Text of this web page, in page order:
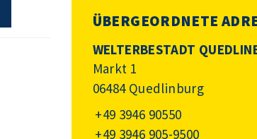
ÜBERGEORDNETE
WELTERBESTADT
Markt 1
06484 Quedlinburg
+49 3946 90550
+49 3946 905-9500